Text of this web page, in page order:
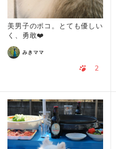
美男子のポコ。とても優しい
く、勇敢❤️
みきママ
2